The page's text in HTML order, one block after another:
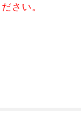
さい。